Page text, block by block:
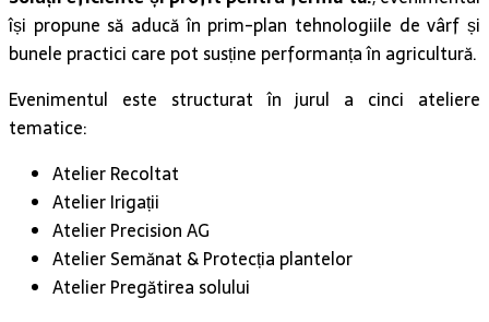
Evenimentul este structurat în jurul a cinci ateliere
tematice:
Atelier Recoltat
Atelier Irigații
Atelier Precision AG
Atelier Semănat & Protecția plantelor
Atelier Pregătirea solului
Vedetele evenimentului: